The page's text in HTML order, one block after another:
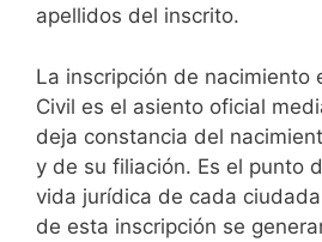
apellidos del inscrito.
La inscripción de nacimiento
Civil es el asiento oficial
deja constancia del
y de su filiación. Es el punto
vida jurídica de cada
de esta inscripción se